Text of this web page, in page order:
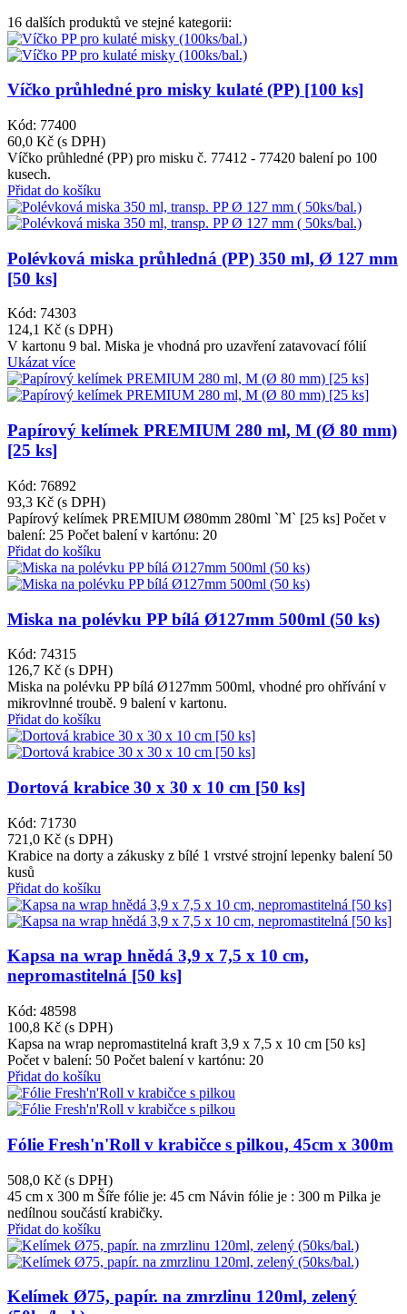
16 dalších produktů ve stejné kategorii:
Víčko průhledné pro misky kulaté (PP) [100 ks]
Kód: 77400
60,0 Kč (s DPH)
Víčko průhledné (PP) pro misku č. 77412 - 77420 balení po 100
kusech.
Přidat do košíku
Polévková miska průhledná (PP) 350 ml, Ø 127 mm
[50 ks]
Kód: 74303
124,1 Kč (s DPH)
V kartonu 9 bal. Miska je vhodná pro uzavření zatavovací fólií
Ukázat více
Papírový kelímek PREMIUM 280 ml, M (Ø 80 mm)
[25 ks]
Kód: 76892
93,3 Kč (s DPH)
Papírový kelímek PREMIUM Ø80mm 280ml `M` [25 ks] Počet v
balení: 25 Počet balení v kartónu: 20
Přidat do košíku
Miska na polévku PP bílá Ø127mm 500ml (50 ks)
Kód: 74315
126,7 Kč (s DPH)
Miska na polévku PP bílá Ø127mm 500ml, vhodné pro ohřívání v
mikrovlnné troubě. 9 balení v kartonu.
Přidat do košíku
Dortová krabice 30 x 30 x 10 cm [50 ks]
Kód: 71730
721,0 Kč (s DPH)
Krabice na dorty a zákusky z bílé 1 vrstvé strojní lepenky balení 50
kusů
Přidat do košíku
Kapsa na wrap hnědá 3,9 x 7,5 x 10 cm,
nepromastitelná [50 ks]
Kód: 48598
100,8 Kč (s DPH)
Kapsa na wrap nepromastitelná kraft 3,9 x 7,5 x 10 cm [50 ks]
Počet v balení: 50 Počet balení v kartónu: 20
Přidat do košíku
Fólie Fresh'n'Roll v krabičce s pilkou, 45cm x 300m
508,0 Kč (s DPH)
45 cm x 300 m Šíře fólie je: 45 cm Návin fólie je : 300 m Pilka je
nedílnou součástí krabičky.
Přidat do košíku
Kelímek Ø75, papír. na zmrzlinu 120ml, zelený